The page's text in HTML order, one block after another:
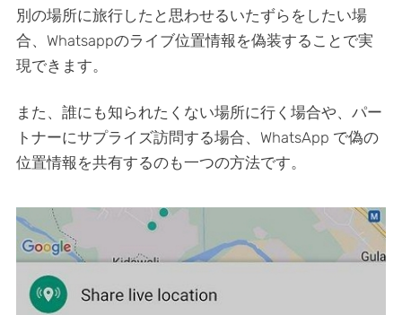
別の場所に旅行したと思わせるいたずらをしたい場
合、Whatsappのライブ位置情報を偽装することで実
現できます。
また、誰にも知られたくない場所に行く場合や、パー
トナーにサプライズ訪問する場合、WhatsApp で偽の
位置情報を共有するのも一つの方法です。